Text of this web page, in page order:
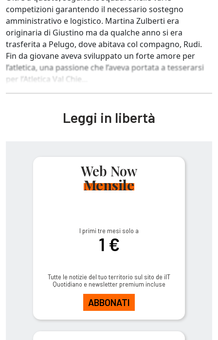
competizioni garantendo il necessario sostegno
amministrativo e logistico. Martina Zulberti era
originaria di Giustino ma da qualche anno si era
trasferita a Pelugo, dove abitava col compagno, Rudi.
Fin da giovane aveva sviluppato un forte amore per
l’atletica, una passione che l’aveva portata a tesserarsi
per l’Atletica Val Chie...
Leggi in libertà
Web Now
Mensile
I primi tre mesi solo a
1 €
Tutte le notizie del tuo territorio sul sito de ilT
Quotidiano e newsletter premium incluse
ABBONATI